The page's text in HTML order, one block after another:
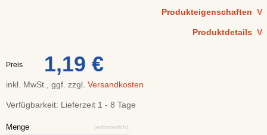
Produkteigenschaften V
Produktdetails V
Preis 1,19 €
inkl. MwSt., ggf. zzgl. Versandkosten
Verfügbarkeit: Lieferzeit 1 - 8 Tage
Menge (erforderlich)